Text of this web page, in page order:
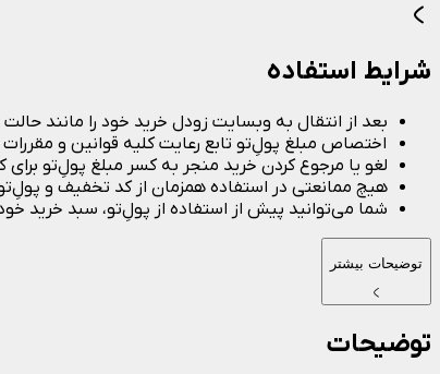
شرایط استفاده
بعد از انتقال به وبسایت زودل خرید خود را مانند
اختصاص مبلغ پولِ‌تو تابع رعایت کلیه قوانین و
لغو یا مرجوع کردن خرید منجر به کسر مبلغ پولِ‌تو
هیچ ممانعتی در استفاده همزمان از کد تخفیف و
شما می‌توانید پیش از استفاده از پولِ‌تو، سبد خرید
توضیحات بیشتر
توضیحات